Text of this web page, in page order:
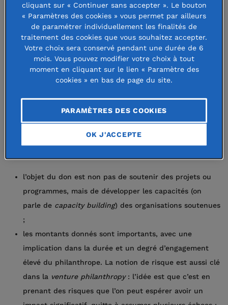
ces deux pratiques de la philanthropie.
Le terme deventure philanthropyvoit le jour aux Etats-
Unis dans les années 1990, période où un bon nombre de
jeunes entrepreneurs de la Silicon Valley font fortune très
rapidement, et souhaitent s’impliquer pour la société. Mais
ils souhaitent s’impliquer différemment de leurs aînés
méthodes du capital-investissement, et plus
particulièrement du capital-risque (venture capital). Les
principes, en comparaison aux paradigmes traditionnels de
l’objet du don est non pas de soutenir des projets ou
programmes, mais de développer les capacités (on
parle de capacity building) des organisations soutenues
;
les montants donnés sont importants, avec une
implication dans la durée et un degré d’engagement
élevé du philanthrope. La notion de risque est aussi clé
dans la venture philanthropy: l’idée est que c’est en
prenant des risques que l’on peut espérer avoir un
cliquant sur « Continuer sans accepter ». Le bouton
« Paramètres des cookies » vous permet par ailleurs
de paramétrer individuellement les finalités de
traitement des cookies que vous souhaitez accepter.
Votre choix sera conservé pendant une durée de 6
mois. Vous pouvez modifier votre choix à tout
moment en cliquant sur le lien « Paramètre des
cookies » en bas de page du site.
PARAMÈTRES DES COOKIES
OK J'ACCEPTE